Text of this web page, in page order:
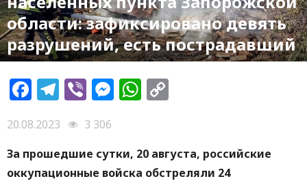
области: зафиксировано девять
разрушений, есть пострадавший
Facebook
Telegram
ViberMessenger
WhatsApp
20.08.2023
3 306
За прошедшие сутки, 20 августа, российские
оккупационные войска обстреляли 24